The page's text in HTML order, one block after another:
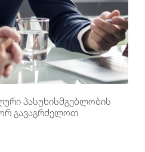
პასუხისმგებლობის
გავაგრძელოთ